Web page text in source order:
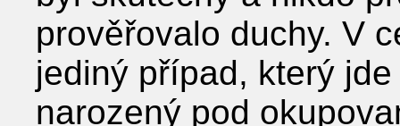
prověřovalo duchy. V
jediný případ, který
narozený pod